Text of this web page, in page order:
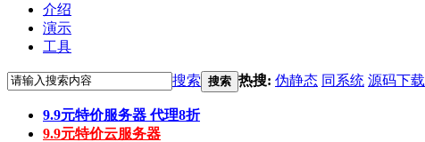
介绍
演示
工具
搜索 搜索 热搜: 伪静态 同系统 源码下载
9.9元特价服务器 代理8折
9.9元特价云服务器